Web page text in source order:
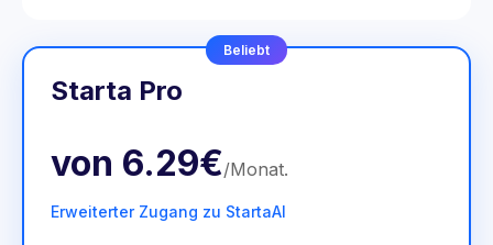
Beliebt
Starta Pro
von 6.29€/Monat.
Erweiterter Zugang zu StartaAI